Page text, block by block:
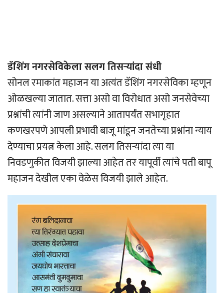
डॅशिंग नगरसेविकेला सलग तिसर्‍यांदा संधी
सोनल रमाकांत महाजन या अत्यंत डॅशिंग नगरसेविका म्हणून
ओळखल्या जातात. सत्ता असो वा विरोधात असो जनसेवेच्या
प्रश्नांची त्यांनी जाण असल्याने आतापर्यंत सभागृहात
कणखरपणे आपली प्रभावी बाजू मांडून जनतेच्या प्रश्नांना न्याय
देण्याचा प्रयत्न केला आहे. सलग तिसर्‍यांदा त्या या
निवडणुकीत विजयी झाल्या आहेत तर यापूर्वी त्यांचे पती बापू
महाजन देखील एका वेळेस विजयी झाले आहेत.